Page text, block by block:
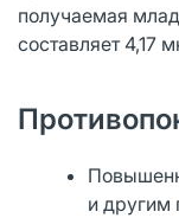
получаемая
составляет 4,17
и другим